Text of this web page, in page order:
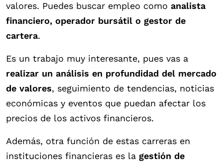
valores. Puedes buscar empleo como analista
financiero, operador bursátil o gestor de
cartera.
Es un trabajo muy interesante, pues vas a
realizar un análisis en profundidad del mercado
de valores, seguimiento de tendencias, noticias
económicas y eventos que puedan afectar los
precios de los activos financieros.
Además, otra función de estas carreras en
instituciones financieras es la gestión de